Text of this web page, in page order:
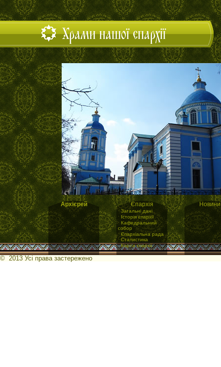
Храми нашої єпархії
Архієрей Єпархія
·Загальні дані
·Історія єпархії
·Кафедральний
собор
·Єпархіальна рада
·Статистика
·Карта єпархії
Новини
© 2013 Усі права застережено